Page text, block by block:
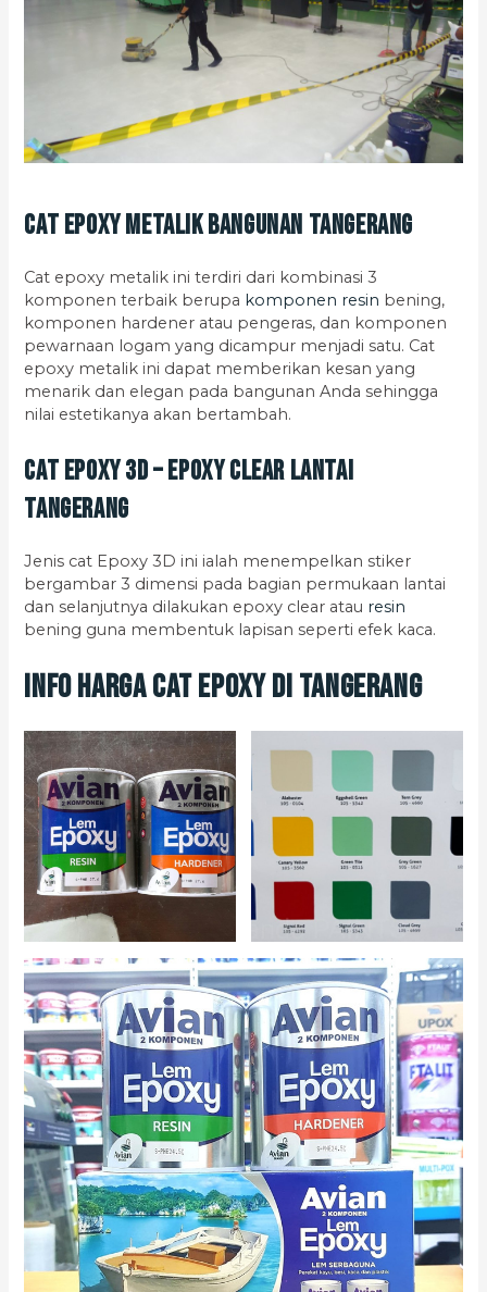
Cat Epoxy Metalik Bangunan Tangerang
Cat epoxy metalik ini terdiri dari kombinasi 3
komponen terbaik berupa komponen resin bening,
komponen hardener atau pengeras, dan komponen
pewarnaan logam yang dicampur menjadi satu. Cat
epoxy metalik ini dapat memberikan kesan yang
menarik dan elegan pada bangunan Anda sehingga
nilai estetikanya akan bertambah.
Cat Epoxy 3D – Epoxy Clear Lantai
Tangerang
Jenis cat Epoxy 3D ini ialah menempelkan stiker
bergambar 3 dimensi pada bagian permukaan lantai
dan selanjutnya dilakukan epoxy clear atau resin
bening guna membentuk lapisan seperti efek kaca.
Info Harga Cat Epoxy di Tangerang